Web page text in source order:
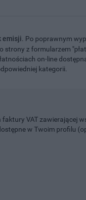
emisji . Po poprawnym
z formularzem
on-line
kategorii.
VAT zawierającej
w Twoim profilu